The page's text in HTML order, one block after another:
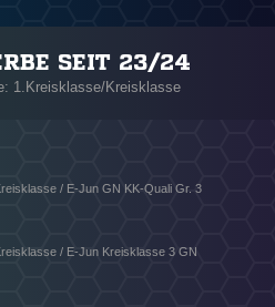
SEIT 23/24
1.Kreisklasse/Kreisklasse
/ E-Jun GN KK-Quali Gr. 3
/ E-Jun Kreisklasse 3 GN